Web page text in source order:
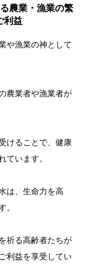
農業・漁業の繁
利益
や漁業の神として
農業者や漁業者が
けることで、健康
ています。
は、生命力を高
。
祈る高齢者たちが
利益を享受してい